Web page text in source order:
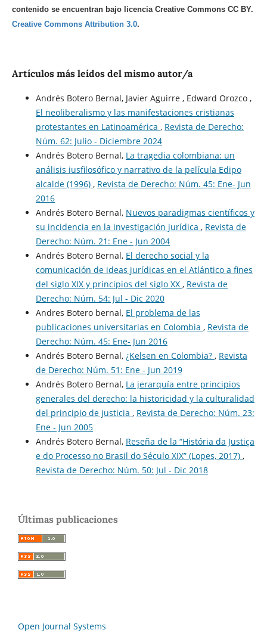
contenido se encuentran bajo licencia Creative Commons CC BY.
Creative Commons Attribution 3.0.
Artículos más leídos del mismo autor/a
Andrés Botero Bernal, Javier Aguirre , Edward Orozco ,
El neoliberalismo y las manifestaciones cristianas
protestantes en Latinoamérica , Revista de Derecho:
Núm. 62: Julio - Diciembre 2024
Andrés Botero Bernal, La tragedia colombiana: un
análisis iusfilosófico y narrativo de la película Edipo
alcalde (1996) , Revista de Derecho: Núm. 45: Ene- Jun
2016
Andrés Botero Bernal, Nuevos paradigmas científicos y
su incidencia en la investigación jurídica , Revista de
Derecho: Núm. 21: Ene - Jun 2004
Andrés Botero Bernal, El derecho social y la
comunicación de ideas jurídicas en el Atlántico a fines
del siglo XIX y principios del siglo XX , Revista de
Derecho: Núm. 54: Jul - Dic 2020
Andres Botero bernal, El problema de las
publicaciones universitarias en Colombia , Revista de
Derecho: Núm. 45: Ene- Jun 2016
Andrés Botero Bernal, ¿Kelsen en Colombia? , Revista
de Derecho: Núm. 51: Ene - Jun 2019
Andrés Botero Bernal, La jerarquía entre principios
generales del derecho: la historicidad y la culturalidad
del principio de justicia , Revista de Derecho: Núm. 23:
Ene - Jun 2005
Andrés Botero Bernal, Reseña de la “História da Justiça
e do Processo no Brasil do Século XIX” (Lopes, 2017) ,
Revista de Derecho: Núm. 50: Jul - Dic 2018
Últimas publicaciones
Open Journal Systems